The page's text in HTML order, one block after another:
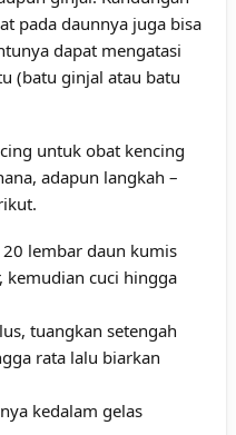
pada daunnya juga bisa
dapat mengatasi
(batu ginjal atau batu
untuk obat kencing
adapun langkah –
lembar daun kumis
kemudian cuci hingga
tuangkan setengah
rata lalu biarkan
kedalam gelas